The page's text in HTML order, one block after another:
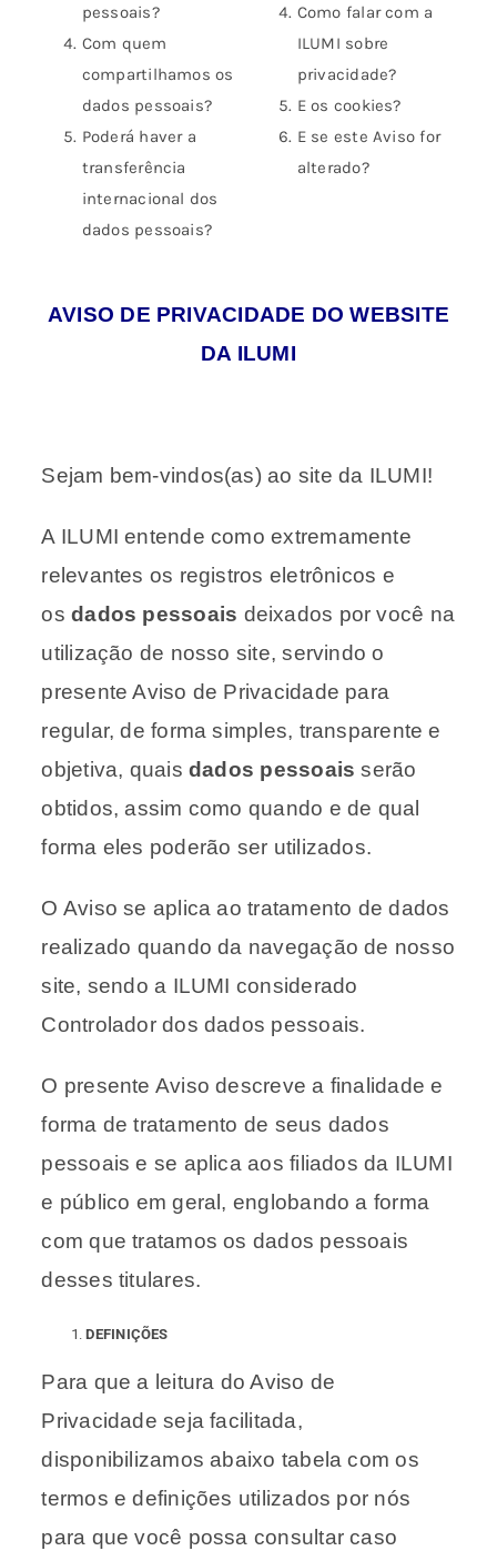
pessoais?
Com quem
compartilhamos os
dados pessoais?
Poderá haver a
transferência
internacional dos
dados pessoais?
Como falar com a
ILUMI sobre
privacidade?
E os cookies?
E se este Aviso for
alterado?
AVISO DE PRIVACIDADE DO WEBSITE
DA ILUMI
Sejam bem-vindos(as) ao site da ILUMI!
A ILUMI entende como extremamente
relevantes os registros eletrônicos e
osdados pessoais deixados por você na
utilização de nosso site, servindo o
presente Aviso de Privacidade para
regular, de forma simples, transparente e
objetiva, quaisdados pessoais serão
obtidos, assim como quando e de qual
forma eles poderão ser utilizados.
O Aviso se aplica ao tratamento de dados
realizado quando da navegação de nosso
site, sendo a ILUMI considerado
Controlador dos dados pessoais.
O presente Aviso descreve a finalidade e
forma de tratamento de seus dados
pessoais e se aplica aos filiados da ILUMI
e público em geral, englobando a forma
com que tratamos os dados pessoais
desses titulares.
DEFINIÇÕES
Para que a leitura do Aviso de
Privacidade seja facilitada,
disponibilizamos abaixo tabela com os
termos e definições utilizados por nós
para que você possa consultar caso